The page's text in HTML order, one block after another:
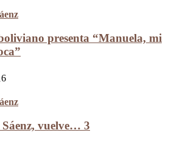
presenta “Manuela, mi
vuelve… 3